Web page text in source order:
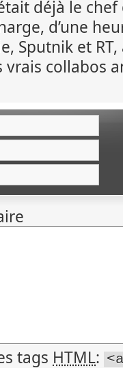
déjà le chef
d’une
Sputnik et
vrais collabos
tags HTML: